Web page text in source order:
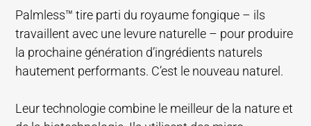
Palmless™ tire parti du royaume fongique – ils
travaillent avec une levure naturelle – pour produire
la prochaine génération d’ingrédients naturels
hautement performants. C’est le nouveau naturel.
Leur technologie combine le meilleur de la nature et